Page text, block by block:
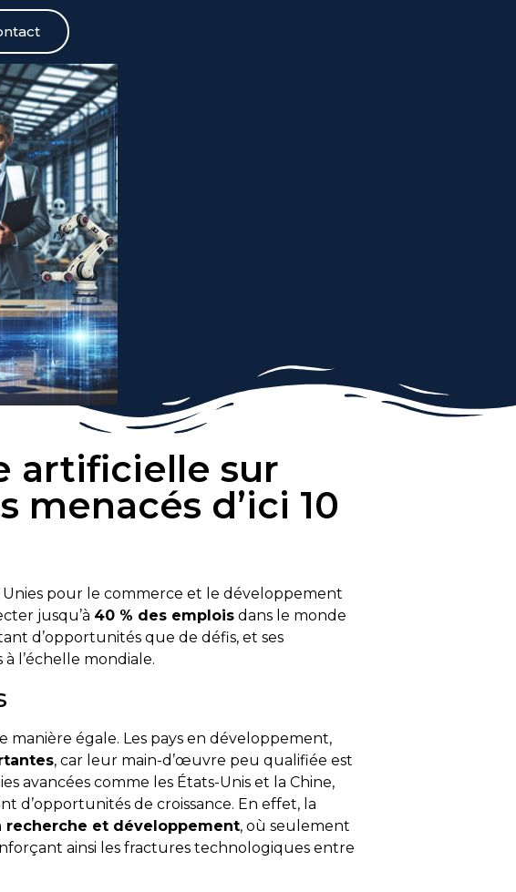
artificielle sur
menacés d’ici 10
pour le commerce et le développement
jusqu’à 40 % des emplois dans le monde
d’opportunités que de défis, et ses
l’échelle mondiale.
manière égale. Les pays en développement,
, car leur main-d’œuvre peu qualifiée est
avancées comme les États-Unis et la Chine,
d’opportunités de croissance. En effet, la
recherche et développement, où seulement
ainsi les fractures technologiques entre